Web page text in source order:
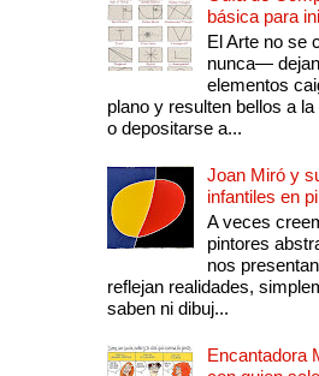
básica para
El Arte no se
nunca—
elementos
plano y resulten bellos a
o depositarse a...
Joan Miró y
infantiles en
A veces
pintores
nos
reflejan realidades,
saben ni dibuj...
Encantadora